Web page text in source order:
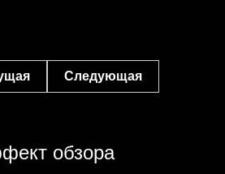
Следующая
обзора